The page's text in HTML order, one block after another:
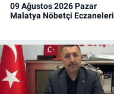
09 Ağustos 2026 Pazar
Malatya Nöbetçi Eczaneleri